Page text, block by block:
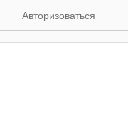
Авторизоваться